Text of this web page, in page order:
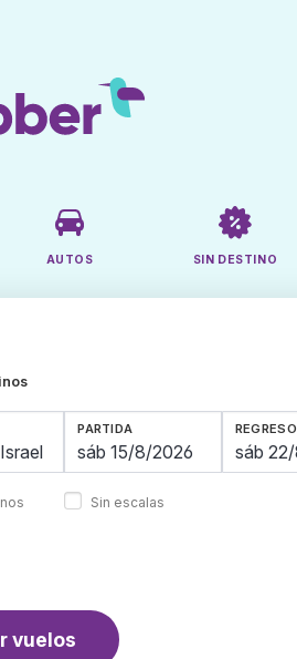
AUTOS SIN DESTINO
PARTIDA REGRESO
Sin escalas
vuelos